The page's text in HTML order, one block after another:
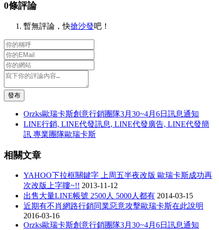
0條評論
暫無評論，快搶沙發吧！
發布
Orzks歐瑞卡斯創意行銷團隊3月30~4月6日訊息通知
LINE行銷, LINE代發訊息, LINE代發廣告, LINE代發簡
訊 專業團隊歐瑞卡斯
相關文章
YAHOO下拉框關鍵字 上周五半夜改版 歐瑞卡斯成功再
次改版上字瞜~!! 2013-11-12
出售大量LINE帳號 2500人 5000人都有 2014-03-15
近期有不肖網路行銷同業惡意攻擊歐瑞卡斯在此說明
2016-03-16
Orzks歐瑞卡斯創意行銷團隊3月30~4月6日訊息通知